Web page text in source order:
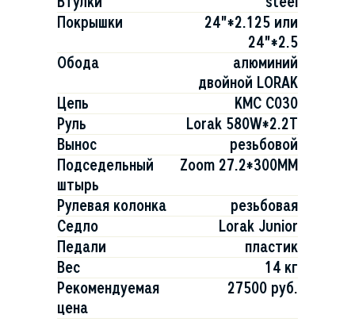
Покрышки
24"*2.125 или
24"*2.5
Обода
алюминий
двойной LORAK
Цепь
KMC C030
Руль
Lorak 580W*2.2T
Вынос
резьбовой
Подседельный
штырь
Zoom 27.2*300MM
Рулевая колонка
резьбовая
Седло
Lorak Junior
Педали
пластик
Вес
14 кг
Рекомендуемая
цена
27500 руб.